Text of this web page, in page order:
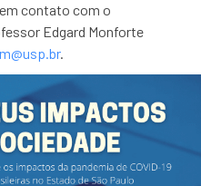
contato com o
Edgard Monforte
.